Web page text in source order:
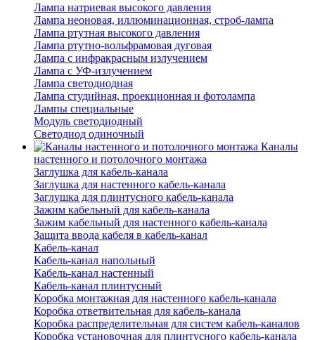
Лампа натриевая высокого давления
Лампа неоновая, иллюминационная, строб-лампа
Лампа ртутная высокого давления
Лампа ртутно-вольфрамовая дуговая
Лампа с инфракрасным излучением
Лампа с УФ-излучением
Лампа светодиодная
Лампа студийная, проекционная и фотолампа
Лампы специальные
Модуль светодиодный
Светодиод одиночный
Каналы
настенного и потолочного монтажа
Заглушка для кабель-канала
Заглушка для настенного кабель-канала
Заглушка для плинтусного кабель-канала
Зажим кабельный для кабель-канала
Зажим кабельный для настенного кабель-канала
Защита ввода кабеля в кабель-канал
Кабель-канал
Кабель-канал напольный
Кабель-канал настенный
Кабель-канал плинтусный
Коробка монтажная для настенного кабель-канала
Коробка ответвительная для кабель-канала
Коробка распределительная для систем кабель-каналов
Коробка установочная для плинтусного кабель-канала